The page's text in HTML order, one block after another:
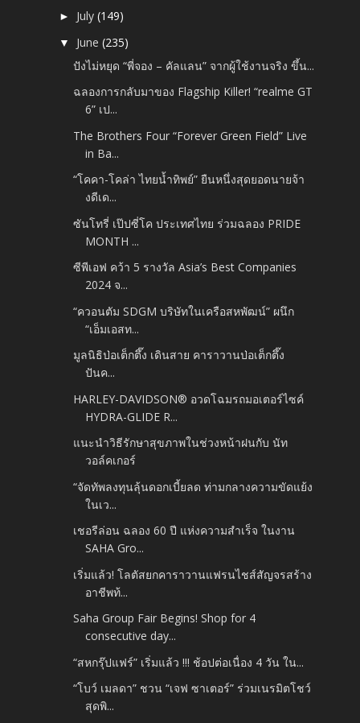
► July(149)
▼ June(235)
ปังไม่หยุด “พี่จอง – คัลแลน” จากผู้ใช้งานจริง ขึ้น...
ฉลองการกลับมาของ Flagship Killer! “realme GT
6” เป...
The Brothers Four “Forever Green Field” Live
in Ba...
“โคคา-โคล่า ไทยน้ำทิพย์” ยืนหนึ่งสุดยอดนายจ้า
งดีเด...
ซันโทรี่ เป๊ปซี่โค ประเทศไทย ร่วมฉลอง PRIDE
MONTH ...
ซีพีเอฟ คว้า 5 รางวัล Asia’s Best Companies
2024 จ...
“ควอนตัม SDGM บริษัทในเครือสหพัฒน์” ผนึก
“เอ็มเอสท...
มูลนิธิป่อเต็กตึ๊ง เดินสาย คาราวานป่อเต็กตึ๊ง
ปันค...
HARLEY-DAVIDSON® อวดโฉมรถมอเตอร์ไซค์
HYDRA-GLIDE R...
แนะนำวิธีรักษาสุขภาพในช่วงหน้าฝนกับ นัท
วอล์คเกอร์
“จัดทัพลงทุนลุ้นดอกเบี้ยลด ท่ามกลางความขัดแย้ง
ในเว...
เชอรีล่อน ฉลอง 60 ปี แห่งความสำเร็จ ในงาน
SAHA Gro...
เริ่มแล้ว! โลตัสยกคาราวานแฟรนไชส์สัญจรสร้าง
อาชีพท้...
Saha Group Fair Begins! Shop for 4
consecutive day...
“สหกรุ๊ปแฟร์” เริ่มแล้ว !!! ช้อปต่อเนื่อง 4 วัน ใน...
“โบว์ เมลดา” ชวน “เจฟ ซาเตอร์” ร่วมเนรมิตโชว์
สุดพิ...